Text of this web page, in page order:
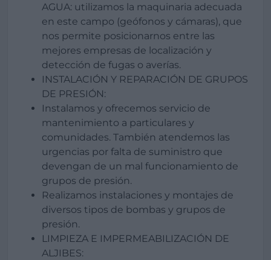
AGUA: utilizamos la maquinaria adecuada
en este campo (geófonos y cámaras), que
nos permite posicionarnos entre las
mejores empresas de localización y
detección de fugas o averías.
INSTALACIÓN Y REPARACIÓN DE GRUPOS
DE PRESIÓN:
Instalamos y ofrecemos servicio de
mantenimiento a particulares y
comunidades. También atendemos las
urgencias por falta de suministro que
devengan de un mal funcionamiento de
grupos de presión.
Realizamos instalaciones y montajes de
diversos tipos de bombas y grupos de
presión.
LIMPIEZA E IMPERMEABILIZACIÓN DE
ALJIBES: